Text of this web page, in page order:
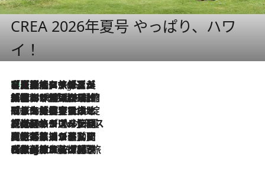
CREA 2026年夏号 やっぱり、ハワ
イ！
8 Hours Ago
【厳選旅コスメ】「多機能アイテムがメイン！」旅好き美容エディターが選んだ夏旅ベストコスメを発表【Mサイズジップ】
2026.8.6
「荷物が増えるほど旅ストレスは増す」美容ジャーナリストがたどり着いた最終結論。“化粧品を劇的に減らす”感動の凝縮美容とは
2026.8.6
「旅先には金髪ウィッグを持参」日本と同じメイクでは損してる!? 美容ジャーナリストが提案する“掟破りの旅美容”とは
2026.8.6
【厳選旅コスメ】「身軽さ＆UV対策重視！」ヘアアーティストshucoが選んだ夏旅ベストコスメを発表【Mサイズジップ】
2026.8.5
【厳選旅コスメ】国内をあちこち移動する河井菜摘が選んだ夏旅ベストコスメ発表！「リラックスアイテムはマスト」【Mサイズジップ】
2026.8.4
【厳選旅コスメ】「紫外線＆乾燥対策しながらメイク感も！」ヘア＆メイクGeorgeが選んだ夏旅ベストコスメを発表！【Mサイズジップ】